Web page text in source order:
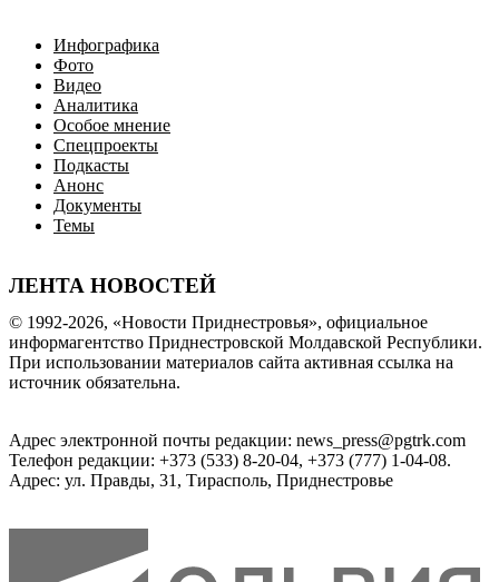
Инфографика
Фото
Видео
Аналитика
Особое мнение
Спецпроекты
Подкасты
Анонс
Документы
Темы
ЛЕНТА НОВОСТЕЙ
© 1992-2026, «Новости Приднестровья», официальное
информагентство Приднестровской Молдавской Республики.
При использовании материалов сайта активная ссылка на
источник обязательна.
Адрес электронной почты редакции: news_press@pgtrk.com
Телефон редакции: +373 (533) 8-20-04, +373 (777) 1-04-08.
Адрес: ул. Правды, 31, Тирасполь, Приднестровье